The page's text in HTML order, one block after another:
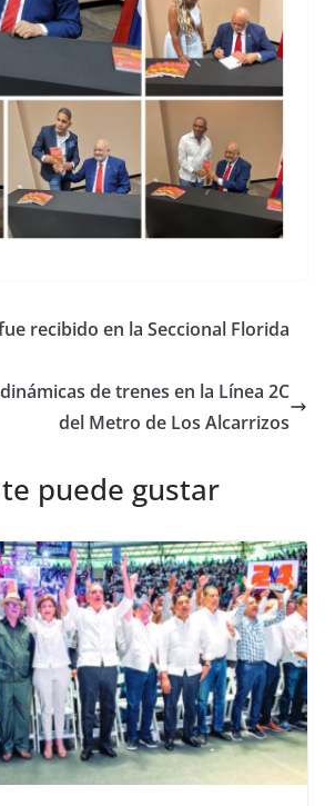
recibido en la Seccional Florida
de trenes en la Línea 2C
del Metro de Los Alcarrizos
puede gustar